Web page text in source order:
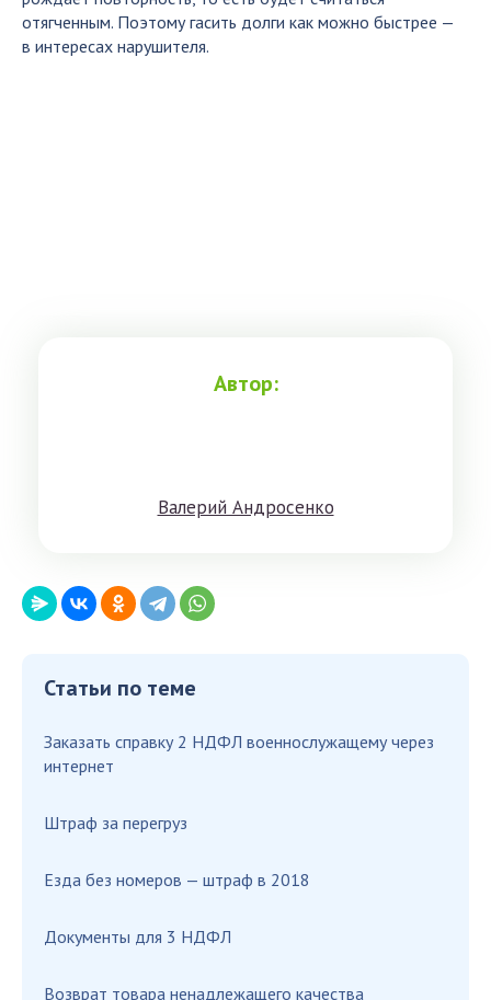
отягченным. Поэтому гасить долги как можно быстрее —
в интересах нарушителя.
Автор:
Вaлeрий Aндрoсенко
Статьи по теме
Заказать справку 2 НДФЛ военнослужащему через
интернет
Штраф за перегруз
Езда без номеров — штраф в 2018
Документы для 3 НДФЛ
Возврат товара ненадлежащего качества